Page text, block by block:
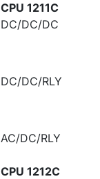
CPU 1211C
DC/DC/DC
DC/DC/RLY
AC/DC/RLY
CPU 1212C